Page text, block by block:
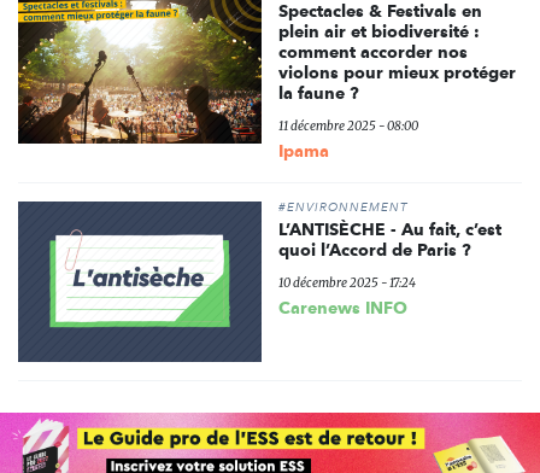
Spectacles & Festivals en
plein air et biodiversité :
comment accorder nos
violons pour mieux protéger
la faune ?
11 décembre 2025 - 08:00
Ipama
#ENVIRONNEMENT
L’ANTISÈCHE - Au fait, c’est
quoi l’Accord de Paris ?
10 décembre 2025 - 17:24
Carenews INFO